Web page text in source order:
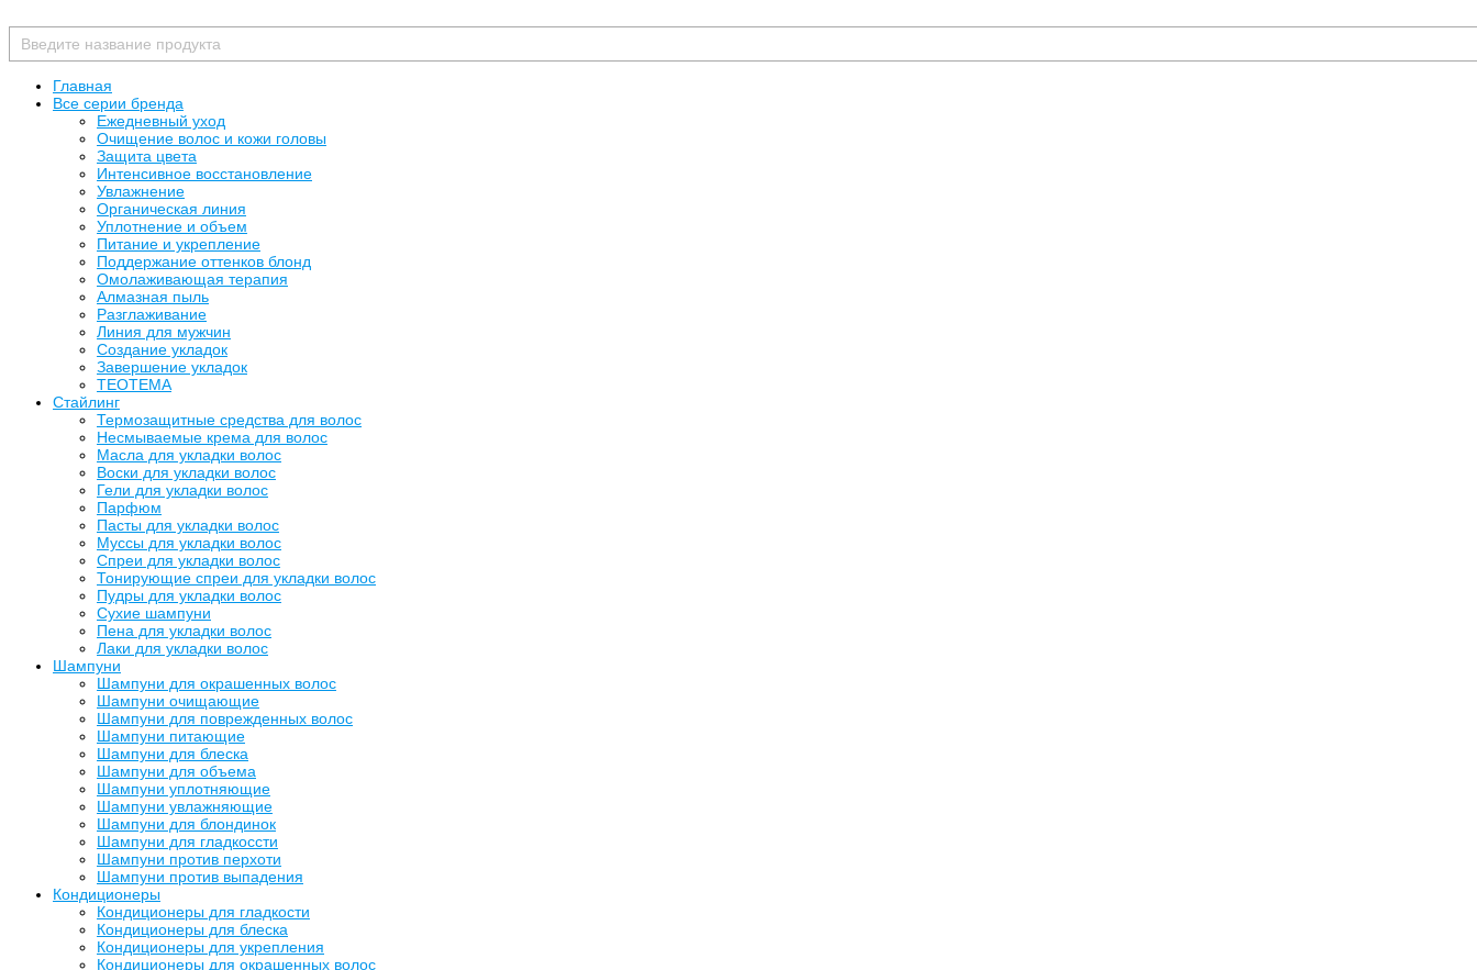
Главная
Все серии бренда
Ежедневный уход
Очищение волос и кожи головы
Защита цвета
Интенсивное восстановление
Увлажнение
Органическая линия
Уплотнение и объем
Питание и укрепление
Поддержание оттенков блонд
Омолаживающая терапия
Алмазная пыль
Разглаживание
Линия для мужчин
Создание укладок
Завершение укладок
TEOTEMA
Стайлинг
Термозащитные средства для волос
Несмываемые крема для волос
Масла для укладки волос
Воски для укладки волос
Гели для укладки волос
Парфюм
Пасты для укладки волос
Муссы для укладки волос
Спреи для укладки волос
Тонирующие спреи для укладки волос
Пудры для укладки волос
Сухие шампуни
Пена для укладки волос
Лаки для укладки волос
Шампуни
Шампуни для окрашенных волос
Шампуни очищающие
Шампуни для поврежденных волос
Шампуни питающие
Шампуни для блеска
Шампуни для объема
Шампуни уплотняющие
Шампуни увлажняющие
Шампуни для блондинок
Шампуни для гладкоссти
Шампуни против перхоти
Шампуни против выпадения
Кондиционеры
Кондиционеры для гладкости
Кондиционеры для блеска
Кондиционеры для укрепления
Кондиционеры для окрашенных волос